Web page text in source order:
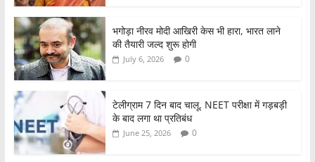
भगोड़ा नीरव मोदी आखिरी केस भी हारा, भारत लाने
की तैयारी जल्द शुरू होगी
July 6, 2026 0
टेलीग्राम 7 दिन बाद चालू, NEET परीक्षा में गड़बड़ी
के बाद लगा था प्रतिबंध
June 25, 2026 0